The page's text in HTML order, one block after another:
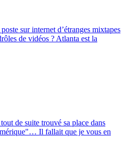
sur internet d’étranges mixtapes
de vidéos ? Atlanta est la
de suite trouvé sa place dans
Il fallait que je vous en